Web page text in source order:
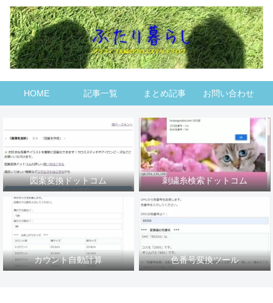
HOME 記事一覧 まとめ記事 お問い合わせ
図案変換ドットコム 刺繍糸検索ドットコム
カウント自動計算 色番号変換ツール